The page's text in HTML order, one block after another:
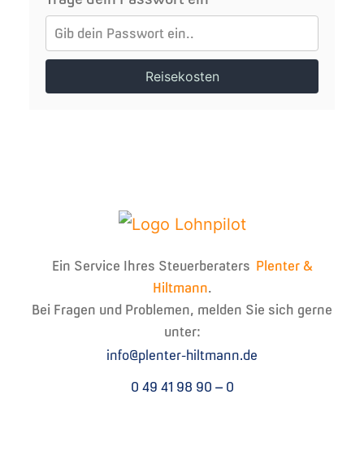
Reisekosten
Ein Service Ihres Steuerberaters Plenter &
Hiltmann.
Bei Fragen und Problemen, melden Sie sich gerne
unter:
info@plenter-hiltmann.de
0 49 41 98 90 – 0